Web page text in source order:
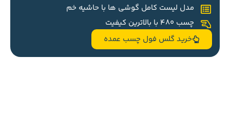
مدل لیست کامل گوشی ها با حاشیه خم
چسب 480 با بالاترین کیفیت
خرید گلس فول چسب عمده